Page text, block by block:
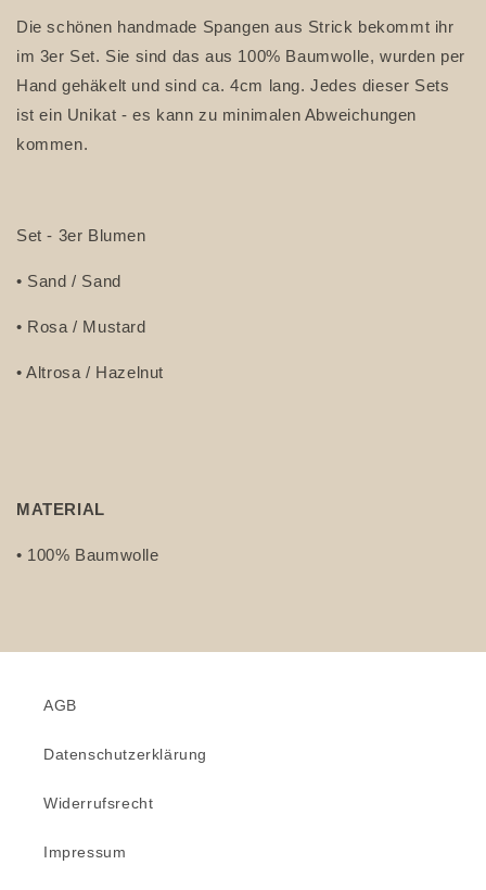
Haarspangen
Gross
in
Gold
im
3er
Haarspangen
Gross
in
Gold
im
Die schönen handmade Spangen aus Strick bekommt ihr
im 3er Set. Sie sind das aus 100% Baumwolle, wurden per
Hand gehäkelt und sind ca. 4cm lang. Jedes dieser Sets
ist ein Unikat - es kann zu minimalen Abweichungen
kommen.
Set - 3er Blumen
• Sand / Sand
• Rosa / Mustard
• Altrosa / Hazelnut
MATERIAL
• 100% Baumwolle
AGB
Datenschutzerklärung
Widerrufsrecht
Impressum